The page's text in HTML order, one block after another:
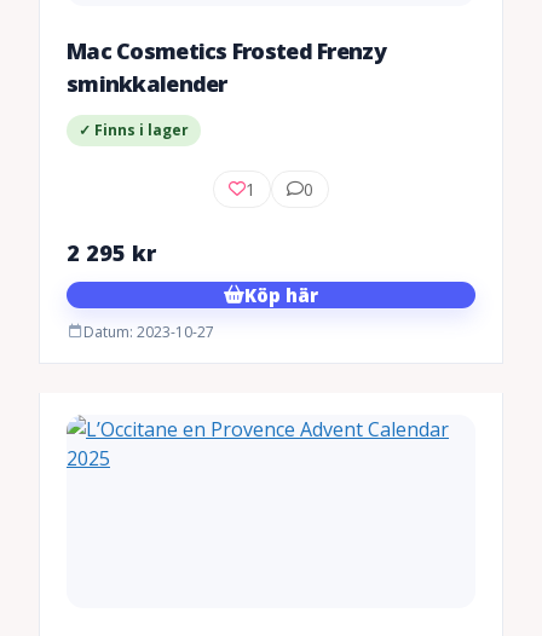
Mac Cosmetics Frosted Frenzy
sminkkalender
✓ Finns i lager
1 0
2 295 kr
Köp här
Datum: 2023-10-27